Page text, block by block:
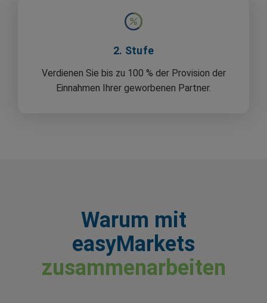
2. Stufe
Verdienen Sie bis zu 100 % der Provision der
Einnahmen Ihrer geworbenen Partner.
Warum mit
easyMarkets
zusammenarbeiten